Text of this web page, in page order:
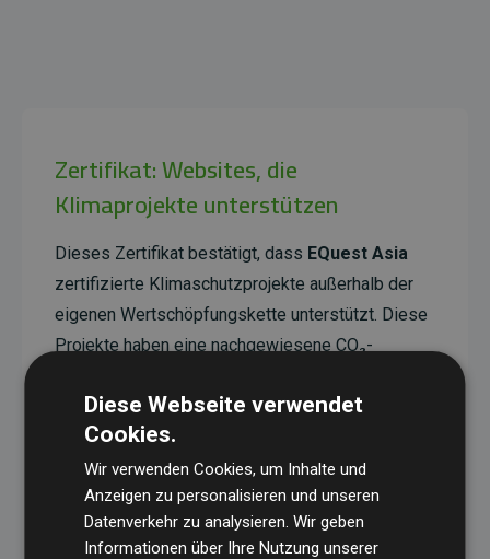
Zertifikat: Websites, die
Klimaprojekte unterstützen
Dieses Zertifikat bestätigt, dass EQuest Asia
zertifizierte Klimaschutzprojekte außerhalb der
eigenen Wertschöpfungskette unterstützt. Diese
Projekte haben eine nachgewiesene CO₂-
Doppelten der geschätzten Emissionen der
Website entspricht.
Alle unterstützten Projekte werden durch
Standardverifiziert und erfüllen höchste
Anforderungen an Qualität, tatsächliche
Diese Webseite verwendet
Cookies.
Wir verwenden Cookies, um Inhalte und
Anzeigen zu personalisieren und unseren
Datenverkehr zu analysieren. Wir geben
Informationen über Ihre Nutzung unserer